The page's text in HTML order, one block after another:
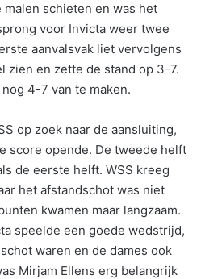
schieten en was het
voor Invicta weer twee
aanvalsvak liet vervolgens
zien en zette de stand op 3-7.
4-7 van te maken.
op zoek naar de aansluiting,
score opende. De tweede helft
de eerste helft. WSS kreeg
het afstandschot was niet
kwamen maar langzaam.
speelde een goede wedstrijd,
waren en de dames ook
Mirjam Ellens erg belangrijk